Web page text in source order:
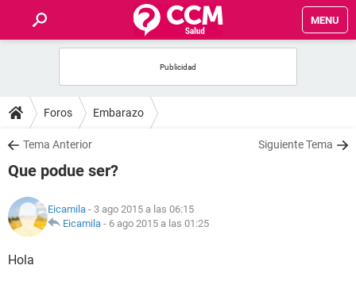
MENU
FOROS
SALUD
FAMILIA
NUTRICIÓN
BIENESTAR
Foros Embarazo
Tema Anterior Siguiente Tema
Que podue ser?
Eicamila - 3 ago 2015 a las 06:15
Eicamila - 6 ago 2015 a las 01:25
Hola